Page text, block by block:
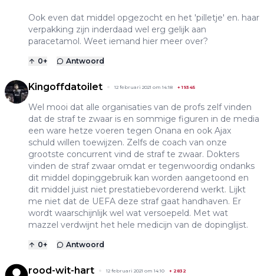
Ook even dat middel opgezocht en het 'pilletje' en. haar
verpakking zijn inderdaad wel erg gelijk aan
paracetamol. Weet iemand hier meer over?
0+ Antwoord
Kingoffdatoilet 12 februari 2021 om 14:18 +19345
Wel mooi dat alle organisaties van de profs zelf vinden
dat de straf te zwaar is en sommige figuren in de media
een ware hetze voeren tegen Onana en ook Ajax
schuld willen toewijzen. Zelfs de coach van onze
grootste concurrent vind de straf te zwaar. Dokters
vinden de straf zwaar omdat er tegenwoordig ondanks
dit middel dopinggebruik kan worden aangetoond en
dit middel juist niet prestatiebevorderend werkt. Lijkt
me niet dat de UEFA deze straf gaat handhaven. Er
wordt waarschijnlijk wel wat versoepeld. Met wat
mazzel verdwijnt het hele medicijn van de dopinglijst.
0+ Antwoord
rood-wit-hart 12 februari 2021 om 14:10 + 2832